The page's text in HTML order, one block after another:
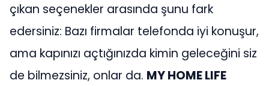
çıkan seçenekler arasında şunu fark
edersiniz: Bazı firmalar telefonda iyi konuşur,
ama kapınızı açtığınızda kimin geleceğini siz
de bilmezsiniz, onlar da. MY HOME LIFE